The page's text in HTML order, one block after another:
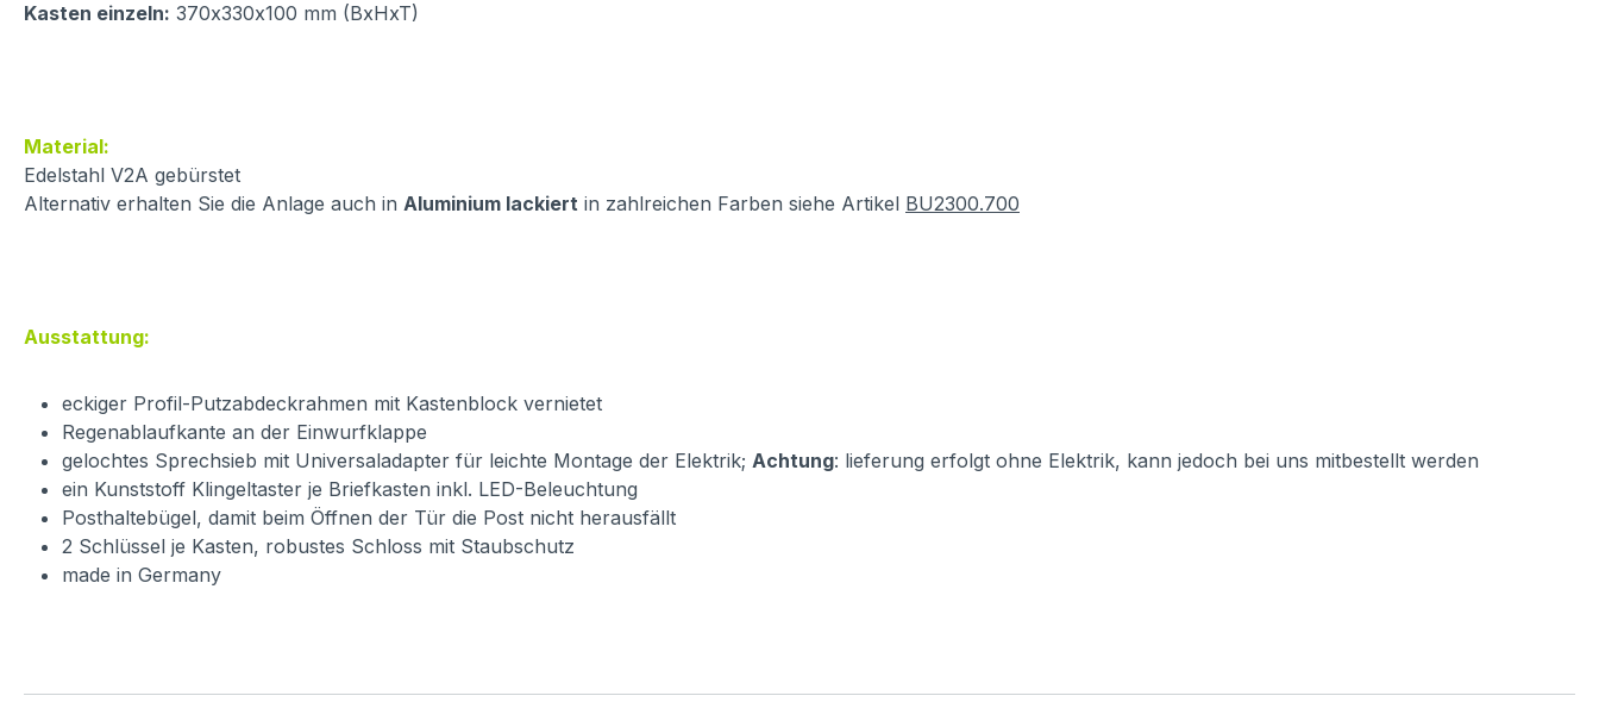
Kasten einzeln: 370x330x100 mm (BxHxT)
Material:
Edelstahl V2A gebürstet
Alternativ erhalten Sie die Anlage auch in Aluminium lackiert in zahlreichen Farben siehe Artikel BU2300.700
Ausstattung:
eckiger Profil-Putzabdeckrahmen mit Kastenblock vernietet
Regenablaufkante an der Einwurfklappe
gelochtes Sprechsieb mit Universaladapter für leichte Montage der Elektrik; Achtung: lieferung erfolgt ohne Elektrik, kann jedoch bei uns mitbestellt werden
ein Kunststoff Klingeltaster je Briefkasten inkl. LED-Beleuchtung
Posthaltebügel, damit beim Öffnen der Tür die Post nicht herausfällt
2 Schlüssel je Kasten, robustes Schloss mit Staubschutz
made in Germany